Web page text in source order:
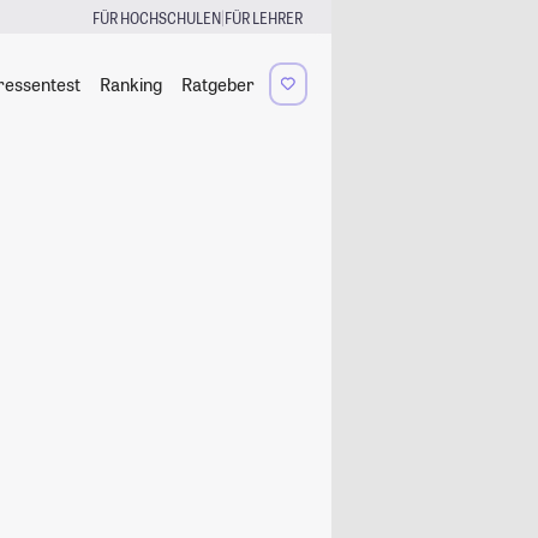
FÜR HOCHSCHULEN|FÜR LEHRER
Ranking Ratgeber